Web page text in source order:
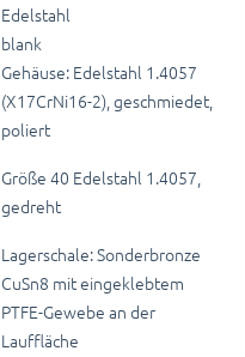
Edelstahl
blank
Gehäuse: Edelstahl 1.4057
(X17CrNi16-2), geschmiedet,
poliert
Größe 40 Edelstahl 1.4057,
gedreht
Lagerschale: Sonderbronze
CuSn8 mit eingeklebtem
PTFE-Gewebe an der
Lauffläche